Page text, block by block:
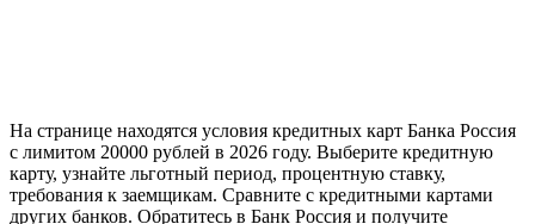
На странице находятся условия кредитных карт Банка Россия
с лимитом 20000 рублей в 2026 году. Выберите кредитную
карту, узнайте льготный период, процентную ставку,
требования к заемщикам. Сравните с кредитными картами
других банков. Обратитесь в Банк Россия и получите